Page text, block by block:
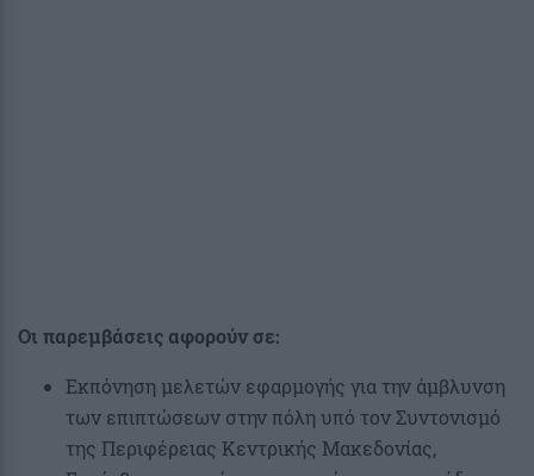
Οι παρεμβάσεις αφορούν σε:
Εκπόνηση μελετών εφαρμογής για την άμβλυνση
των επιπτώσεων στην πόλη υπό τον Συντονισμό
της Περιφέρειας Κεντρικής Μακεδονίας,